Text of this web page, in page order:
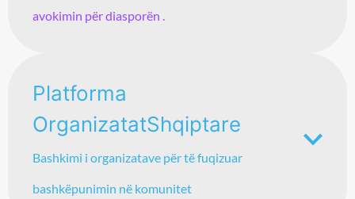
avokimin për diasporën .
Platforma
OrganizatatShqiptare
Bashkimi i organizatave për të fuqizuar
bashkëpunimin në komunitet